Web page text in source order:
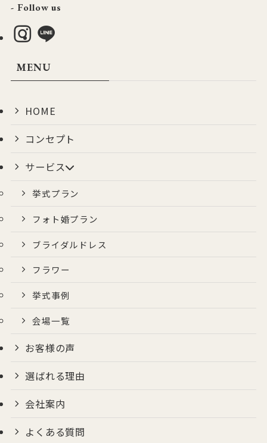
MENU
HOME
コンセプト
サービス
挙式プラン
フォト婚プラン
ブライダルドレス
フラワー
挙式事例
会場一覧
お客様の声
選ばれる理由
会社案内
よくある質問
- Follow us